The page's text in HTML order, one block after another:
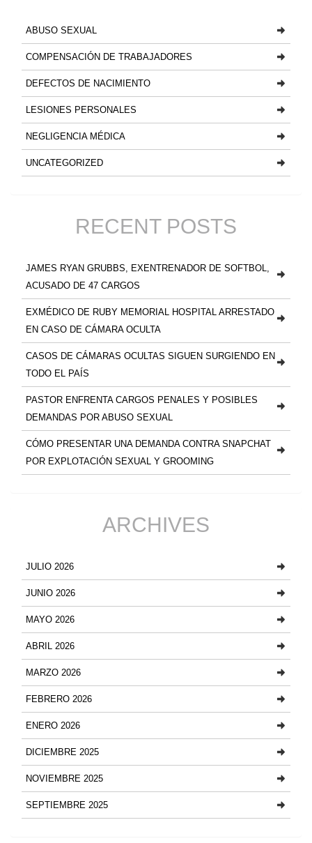
ABUSO SEXUAL
COMPENSACIÓN DE TRABAJADORES
DEFECTOS DE NACIMIENTO
LESIONES PERSONALES
NEGLIGENCIA MÉDICA
UNCATEGORIZED
RECENT POSTS
JAMES RYAN GRUBBS, EXENTRENADOR DE SOFTBOL,
ACUSADO DE 47 CARGOS
EXMÉDICO DE RUBY MEMORIAL HOSPITAL ARRESTADO
EN CASO DE CÁMARA OCULTA
CASOS DE CÁMARAS OCULTAS SIGUEN SURGIENDO EN
TODO EL PAÍS
PASTOR ENFRENTA CARGOS PENALES Y POSIBLES
DEMANDAS POR ABUSO SEXUAL
CÓMO PRESENTAR UNA DEMANDA CONTRA SNAPCHAT
POR EXPLOTACIÓN SEXUAL Y GROOMING
ARCHIVES
JULIO 2026
JUNIO 2026
MAYO 2026
ABRIL 2026
MARZO 2026
FEBRERO 2026
ENERO 2026
DICIEMBRE 2025
NOVIEMBRE 2025
SEPTIEMBRE 2025